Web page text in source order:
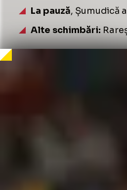
La pauză, Șumudică
Alte schimbări: